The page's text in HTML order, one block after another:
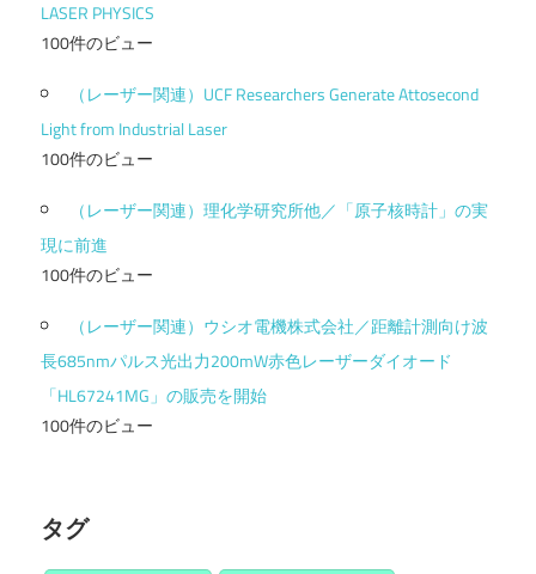
LASER PHYSICS
100件のビュー
（レーザー関連）UCF Researchers Generate Attosecond
Light from Industrial Laser
100件のビュー
（レーザー関連）理化学研究所他／「原子核時計」の実
現に前進
100件のビュー
（レーザー関連）ウシオ電機株式会社／距離計測向け波
長685nmパルス光出力200mW赤色レーザーダイオード
「HL67241MG」の販売を開始
100件のビュー
タグ